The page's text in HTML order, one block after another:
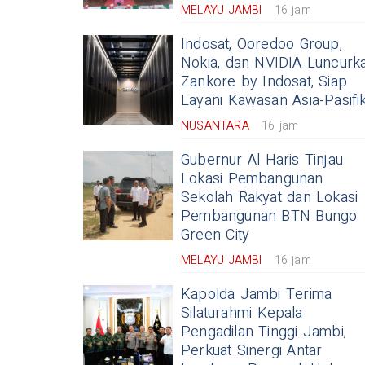
MELAYU JAMBI 16 jam
Indosat, Ooredoo Group,
Nokia, dan NVIDIA
Zankore by Indosat, Siap
Layani Kawasan Asia-
NUSANTARA 16 jam
Gubernur Al Haris Tinjau
Lokasi Pembangunan
Sekolah Rakyat dan Lokasi
Pembangunan BTN Bungo
Green City
MELAYU JAMBI 16 jam
Kapolda Jambi Terima
Silaturahmi Kepala
Pengadilan Tinggi Jambi,
Perkuat Sinergi Antar